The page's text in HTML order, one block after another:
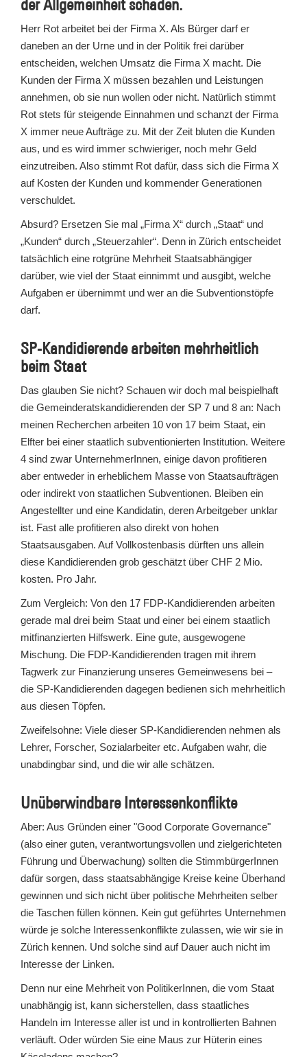
der Allgemeinheit schaden.
Herr Rot arbeitet bei der Firma X. Als Bürger darf er
daneben an der Urne und in der Politik frei darüber
entscheiden, welchen Umsatz die Firma X macht. Die
Kunden der Firma X müssen bezahlen und Leistungen
annehmen, ob sie nun wollen oder nicht. Natürlich stimmt
Rot stets für steigende Einnahmen und schanzt der Firma
X immer neue Aufträge zu. Mit der Zeit bluten die Kunden
aus, und es wird immer schwieriger, noch mehr Geld
einzutreiben. Also stimmt Rot dafür, dass sich die Firma X
auf Kosten der Kunden und kommender Generationen
verschuldet.
Absurd? Ersetzen Sie mal „Firma X“ durch „Staat“ und
„Kunden“ durch „Steuerzahler“. Denn in Zürich entscheidet
tatsächlich eine rotgrüne Mehrheit Staatsabhängiger
darüber, wie viel der Staat einnimmt und ausgibt, welche
Aufgaben er übernimmt und wer an die Subventionstöpfe
darf.
SP-Kandidierende arbeiten mehrheitlich
beim Staat
Das glauben Sie nicht? Schauen wir doch mal beispielhaft
die Gemeinderatskandidierenden der SP 7 und 8 an: Nach
meinen Recherchen arbeiten 10 von 17 beim Staat, ein
Elfter bei einer staatlich subventionierten Institution. Weitere
4 sind zwar UnternehmerInnen, einige davon profitieren
aber entweder in erheblichem Masse von Staatsaufträgen
oder indirekt von staatlichen Subventionen. Bleiben ein
Angestellter und eine Kandidatin, deren Arbeitgeber unklar
ist. Fast alle profitieren also direkt von hohen
Staatsausgaben. Auf Vollkostenbasis dürften uns allein
diese Kandidierenden grob geschätzt über CHF 2 Mio.
kosten. Pro Jahr.
Zum Vergleich: Von den 17 FDP-Kandidierenden arbeiten
gerade mal drei beim Staat und einer bei einem staatlich
mitfinanzierten Hilfswerk. Eine gute, ausgewogene
Mischung. Die FDP-Kandidierenden tragen mit ihrem
Tagwerk zur Finanzierung unseres Gemeinwesens bei –
die SP-Kandidierenden dagegen bedienen sich mehrheitlich
aus diesen Töpfen.
Zweifelsohne: Viele dieser SP-Kandidierenden nehmen als
Lehrer, Forscher, Sozialarbeiter etc. Aufgaben wahr, die
unabdingbar sind, und die wir alle schätzen.
Unüberwindbare Interessenkonflikte
Aber: Aus Gründen einer "Good Corporate Governance"
(also einer guten, verantwortungsvollen und zielgerichteten
Führung und Überwachung) sollten die StimmbürgerInnen
dafür sorgen, dass staatsabhängige Kreise keine Überhand
gewinnen und sich nicht über politische Mehrheiten selber
die Taschen füllen können. Kein gut geführtes Unternehmen
würde je solche Interessenkonflikte zulassen, wie wir sie in
Zürich kennen. Und solche sind auf Dauer auch nicht im
Interesse der Linken.
Denn nur eine Mehrheit von PolitikerInnen, die vom Staat
unabhängig ist, kann sicherstellen, dass staatliches
Handeln im Interesse aller ist und in kontrollierten Bahnen
verläuft. Oder würden Sie eine Maus zur Hüterin eines